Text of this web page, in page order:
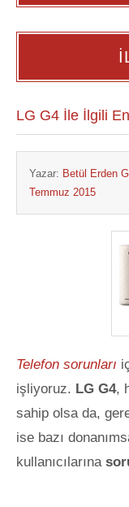
LG G4 İle İlgili
Yazar: Betül Erden
Temmuz 2015
Telefon sorunları
işliyoruz. LG G4,
sahip olsa da,
ise bazı
kullanıcılarına